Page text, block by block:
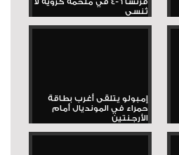
تُنسى
إمبولو يتلقى أغرب بطاقة
حمراء في المونديال أمام
الأرجنتين